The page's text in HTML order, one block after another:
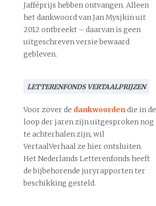
Jafféprijs hebben ontvangen. Alleen
het dankwoord van Jan Mysjkin uit
2012 ontbreekt – daarvan is geen
uitgeschreven versie bewaard
gebleven.
LETTERENFONDS VERTAALPRIJZEN
Voor zover de dankwoordendie in de
loop der jaren zijn uitgesproken nog
te achterhalen zijn, wil
VertaalVerhaal ze hier ontsluiten.
Het Nederlands Letterenfonds heeft
de bijbehorende juryrapporten ter
beschikking gesteld.